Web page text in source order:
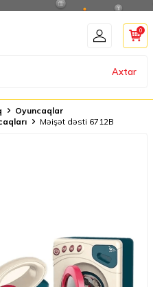
Axtar
0
Oyuncaqlar
Məişət dəsti 6712B